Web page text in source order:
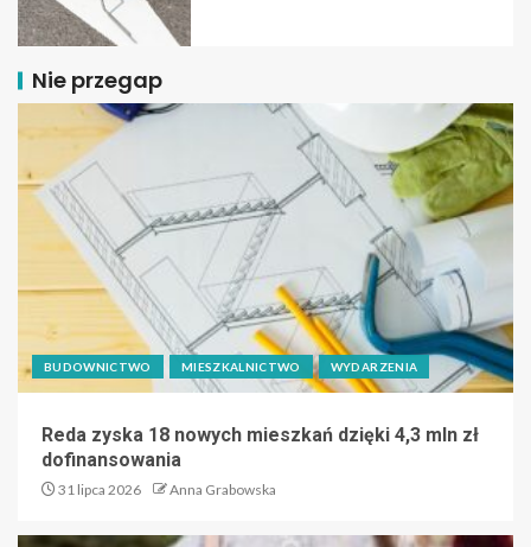
Nie przegap
BUDOWNICTWO MIESZKALNICTWO WYDARZENIA
Reda zyska 18 nowych mieszkań dzięki 4,3 mln zł
dofinansowania
31 lipca 2026 Anna Grabowska